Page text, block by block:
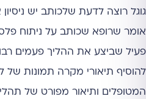
גוגל רוצה לדעת שלכותב יש
אומר שרופא שכותב על ניתוח
פעיל שביצע את ההליך פעמים
להוסיף תיאורי מקרה תמונות של
המטופלים ותיאור מפורט של